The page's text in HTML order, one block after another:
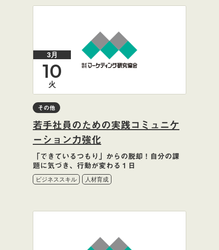
3月
10
火
その他
若手社員のための実践コミュニケ
ーション力強化
「できているつもり」からの脱却！自分の課
題に気づき、行動が変わる１日
ビジネススキル 人材育成